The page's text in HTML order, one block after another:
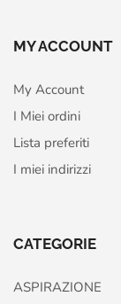
MY ACCOUNT
My Account
I Miei ordini
Lista preferiti
I miei indirizzi
CATEGORIE
ASPIRAZIONE